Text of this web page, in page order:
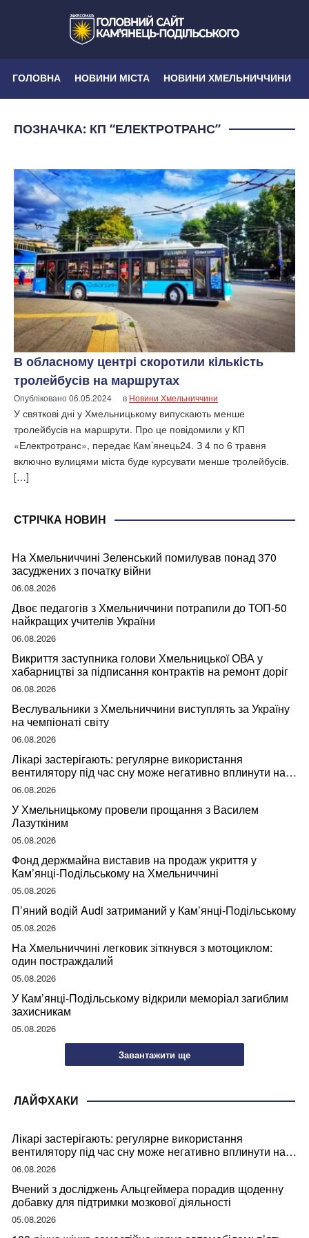
ГОЛОВНА НОВИНИ МІСТА НОВИНИ ХМЕЛЬНИЧЧИНИ
ПОЗНАЧКА: КП “ЕЛЕКТРОТРАНС”
В обласному центрі скоротили кількість
тролейбусів на маршрутах
Опубліковано06.05.2024 в Новини Хмельниччини
У святкові дні у Хмельницькому випускають менше
тролейбусів на маршрути. Про це повідомили у КП
«Електротранс», передає Кам’янець24. З 4 по 6 травня
включно вулицями міста буде курсувати менше тролейбусів.
[…]
СТРІЧКА НОВИН
На Хмельниччині Зеленський помилував понад 370
засуджених з початку війни
06.08.2026
Двоє педагогів з Хмельниччини потрапили до ТОП-50
найкращих учителів України
06.08.2026
Викриття заступника голови Хмельницької ОВА у
хабарництві за підписання контрактів на ремонт доріг
06.08.2026
Веслувальники з Хмельниччини виступлять за Україну
на чемпіонаті світу
06.08.2026
Лікарі застерігають: регулярне використання
вентилятору під час сну може негативно вплинути на
ваше здоров’я
06.08.2026
У Хмельницькому провели прощання з Василем
Лазуткіним
05.08.2026
Фонд держмайна виставив на продаж укриття у
Кам’янці-Подільському на Хмельниччині
05.08.2026
П’яний водій Audi затриманий у Кам’янці-Подільському
05.08.2026
На Хмельниччині легковик зіткнувся з мотоциклом:
один постраждалий
05.08.2026
У Кам’янці-Подільському відкрили меморіал загиблим
захисникам
05.08.2026
Завантажити ще
ЛАЙФХАКИ
Лікарі застерігають: регулярне використання
вентилятору під час сну може негативно вплинути на
ваше здоров’я
06.08.2026
Вчений з досліджень Альцгеймера порадив щоденну
добавку для підтримки мозкової діяльності
05.08.2026